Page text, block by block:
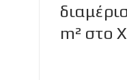
m² στο